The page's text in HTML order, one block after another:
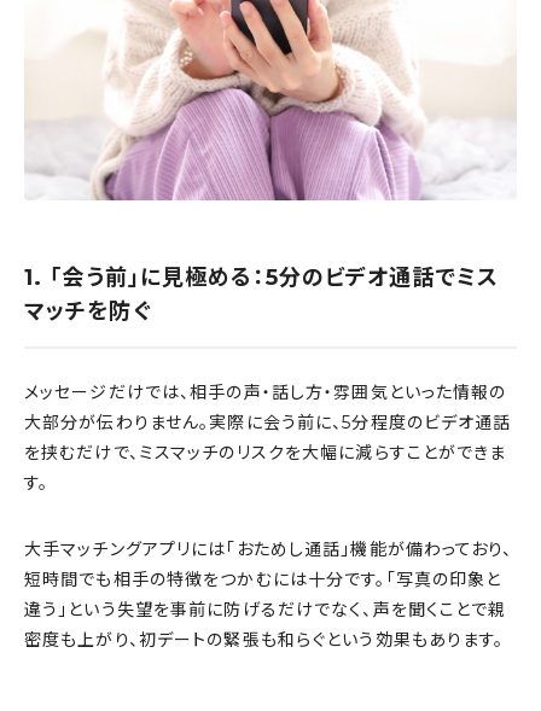
1. 「会う前」に見極める：5分のビデオ通話でミス
マッチを防ぐ
メッセージだけでは、相手の声・話し方・雰囲気といった情報の
大部分が伝わりません。実際に会う前に、5分程度のビデオ通話
を挟むだけで、ミスマッチのリスクを大幅に減らすことができま
す。
大手マッチングアプリには「おためし通話」機能が備わっており、
短時間でも相手の特徴をつかむには十分です。「写真の印象と
違う」という失望を事前に防げるだけでなく、声を聞くことで親
密度も上がり、初デートの緊張も和らぐという効果もあります。